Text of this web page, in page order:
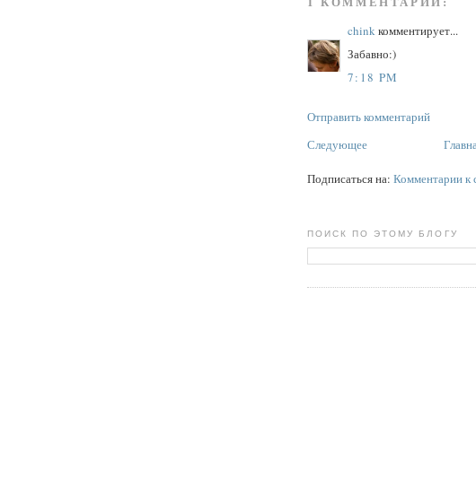
chink комментирует...
Забавно:)
7:18 PM
Отправить комментарий
Следующее
Подписаться на: Комментарии
ПОИСК ПО ЭТОМУ БЛОГУ